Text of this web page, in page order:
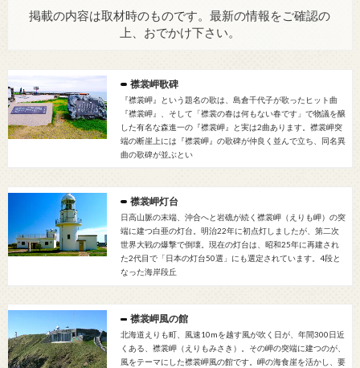
掲載の内容は取材時のものです。最新の情報をご確認の
上、おでかけ下さい。
襟裳岬歌碑
『襟裳岬』という題名の歌は、島倉千代子が歌ったヒット曲
『襟裳岬』、そして「襟裳の春は何もない春です」で物議を醸
した有名な森進一の『襟裳岬』と実は2曲あります。襟裳岬突
端の断崖上には『襟裳岬』の歌碑が仲良く並んで立ち、同名異
曲の歌碑が並ぶとい
襟裳岬灯台
日高山脈の末端、沖合へと岩礁が続く襟裳岬（えりも岬）の突
端に建つ白亜の灯台。明治22年に初点灯しましたが、第二次
世界大戦の爆撃で倒壊。現在の灯台は、昭和25年に再建され
た2代目で「日本の灯台50選」にも選定されています。4段と
なった海岸段丘
襟裳岬風の館
北海道えりも町、風速10mを越す風が吹く日が、年間300日近
くある、襟裳岬（えりもみさき）。その岬の突端に建つのが、
風をテーマにした襟裳岬風の館です。岬の海食崖を活かし、要